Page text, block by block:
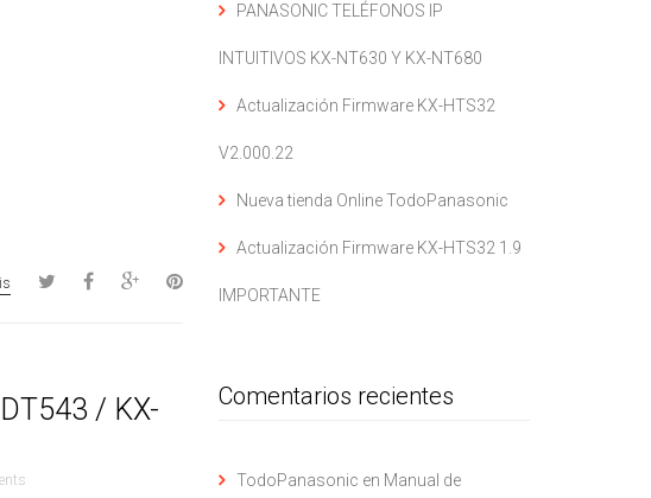
/ KX-
PANASONIC TELÉFONOS IP
INTUITIVOS KX-NT630 Y KX-NT680
Actualización Firmware KX-HTS32
V2.000.22
Nueva tienda Online TodoPanasonic
Actualización Firmware KX-HTS32 1.9
IMPORTANTE
Comentarios recientes
TodoPanasonic en Manual de